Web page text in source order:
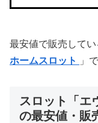
最安値で販売して
ホームスロット
」
スロット「エ
の最安値・販